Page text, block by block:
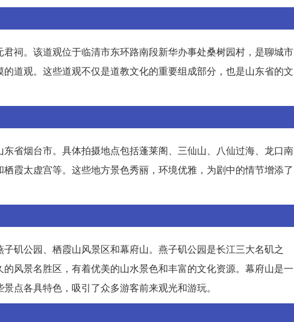
祠。该道观位于临清市东环路南段新华办事处桑树园村，是聊城市
道观。这些道观不仅是道教文化的重要组成部分，也是山东省的文
省烟台市。具体拍摄地点包括蓬莱阁、三仙山、八仙过海、龙口南
霞太虚宫等。这些地方景色秀丽，环境优雅，为剧中的情节增添了
矶公园、栖霞山风景区和幕府山。燕子矶公园是长江三大名矶之
风景名胜区，有着优美的山水景色和丰富的文化资源。幕府山是一
点各具特色，吸引了众多游客前来观光和游玩。